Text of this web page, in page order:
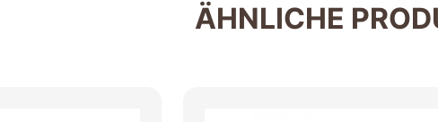
ÄHNLICHE